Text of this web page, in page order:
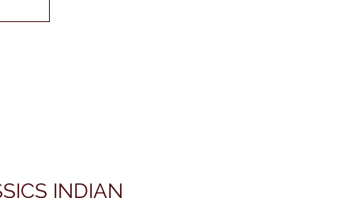
INDIAN